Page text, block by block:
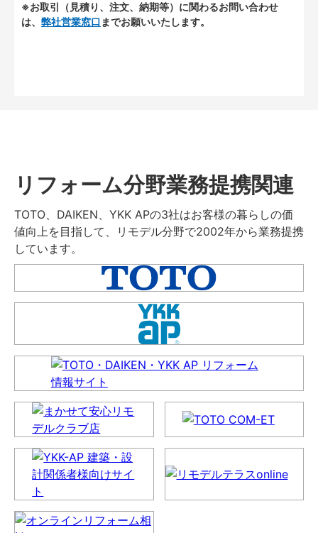
※お取引（見積り、注文、納期等）に関わるお問い合わせ
は、 弊社営業窓口 までお願いいたします。
リフォーム分野業務提携関連
TOTO、DAIKEN、YKK APの3社はお客様の暮らしの価
値向上を目指して、リモデル分野で2002年から業務提携
しています。